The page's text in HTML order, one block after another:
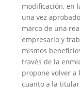
modificación, en
una vez
marco de una
empresario y
mismos
través de la
propone volver a
cuanto a la